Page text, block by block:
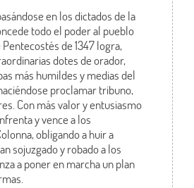
en los dictados de la
todo el poder al pueblo
de 1347 logra,
dotes de orador,
más humildes y medias del
proclamar tribuno,
Con más valor y entusiasmo
y vence a los
obligando a huir a
sojuzgado y robado a los
a poner en marcha un plan